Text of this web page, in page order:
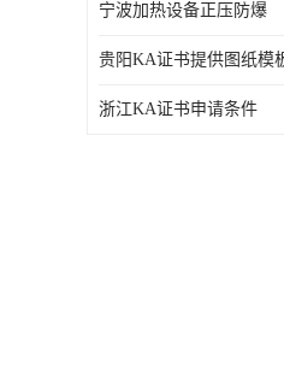
宁波加热设备正压防爆
浙江KA证书申请条件